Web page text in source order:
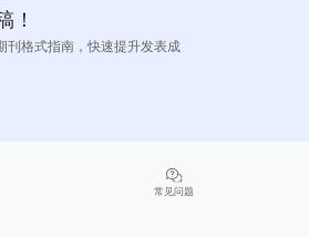
！
刊格式指南，快速提升发表成
常见问题